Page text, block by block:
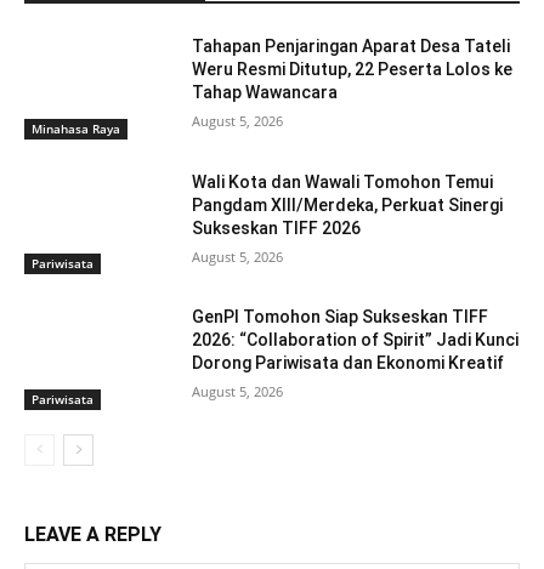
Minahasa Raya
Tahapan Penjaringan Aparat Desa Tateli
Weru Resmi Ditutup, 22 Peserta Lolos ke
Tahap Wawancara
August 5, 2026
Pariwisata
Wali Kota dan Wawali Tomohon Temui
Pangdam XIII/Merdeka, Perkuat Sinergi
Sukseskan TIFF 2026
August 5, 2026
Pariwisata
GenPI Tomohon Siap Sukseskan TIFF
2026: “Collaboration of Spirit” Jadi Kunci
Dorong Pariwisata dan Ekonomi Kreatif
August 5, 2026
LEAVE A REPLY